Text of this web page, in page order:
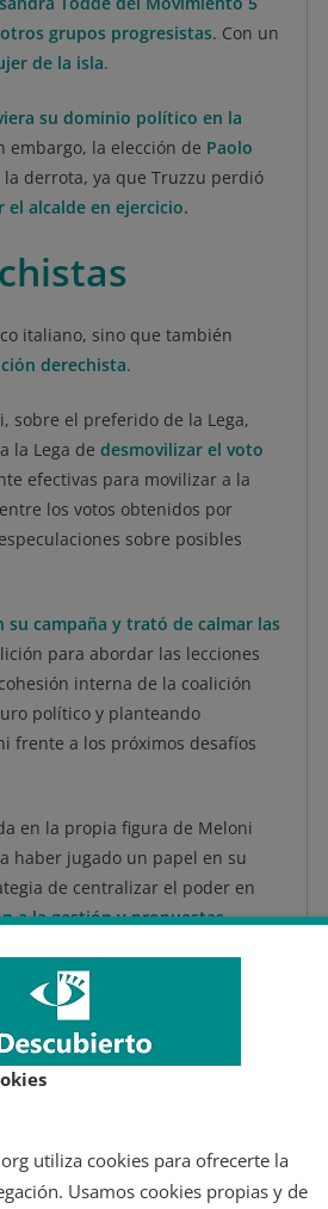
grupos progresistas. Con un
de la isla.
su dominio político en la
embargo, la elección de Paolo
derrota, ya que Truzzu perdió
el alcalde en ejercicio.
italiano, sino que también
derechista.
sobre el preferido de la Lega,
la Lega de desmovilizar el voto
efectivas para movilizar a la
los votos obtenidos por
sobre posibles
su campaña y trató de calmar las
para abordar las lecciones
interna de la coalición
político y planteando
frente a los próximos desafíos
en la propia figura de Meloni
haber jugado un papel en su
de centralizar el poder en
a la gestión y propuestas
Cerdeña
lacoalición de izquierda,
históricamente dominada por la
una mayor cooperación
utiliza cookies para ofrecerte la
Usamos cookies propias y de